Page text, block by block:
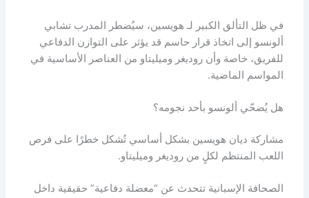
في ظل التألق الكبير لـ هويسين، سيُضطر المدرب تشابي
ألونسو إلى اتخاذ قرار حاسم قد يؤثر على التوازن الدفاعي
للفريق، خاصة وأن روديغر وميليتاو من العناصر الأساسية في
المواسم الماضية.
هل يُضحّي ألونسو بأحد نجومه؟
مشاركة ديان هويسين بشكل أساسي تُشكل خطرًا على فرص
اللعب المنتظم لكلٍ من روديغر وميليتاو.
الصحافة الإسبانية تتحدث عن “معضلة دفاعية” حقيقية داخل